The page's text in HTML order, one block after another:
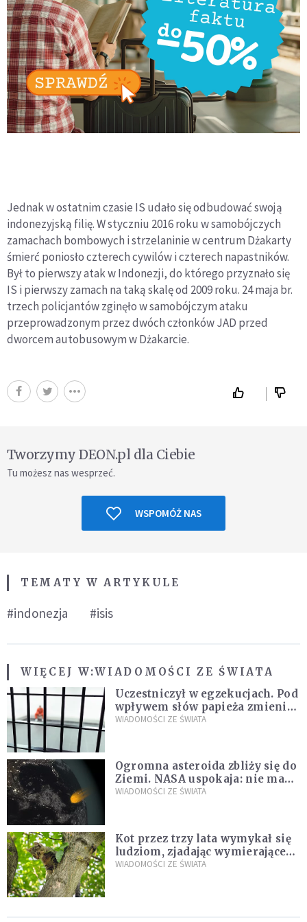
Jednak w ostatnim czasie IS udało się odbudować swoją
indonezyjską filię. W styczniu 2016 roku w samobójczych
zamachach bombowych i strzelaninie w centrum Dżakarty
śmierć poniosło czterech cywilów i czterech napastników.
Był to pierwszy atak w Indonezji, do którego przyznało się
IS i pierwszy zamach na taką skalę od 2009 roku. 24 maja br.
trzech policjantów zginęło w samobójczym ataku
przeprowadzonym przez dwóch członków JAD przed
dworcem autobusowym w Dżakarcie.
Tworzymy DEON.pl dla Ciebie
Tu możesz nas wesprzeć.
WSPOMÓŻ NAS
TEMATY W ARTYKULE
#indonezja #isis
WIĘCEJ W:WIADOMOŚCI ZE ŚWIATA
Uczestniczył w egzekucjach. Pod
wpływem słów papieża zmienił
zdanie
WIADOMOŚCI ZE ŚWIATA
Ogromna asteroida zbliży się do
Ziemi. NASA uspokaja: nie ma
zagrożenia
WIADOMOŚCI ZE ŚWIATA
Kot przez trzy lata wymykał się
ludziom, zjadając wymierające
kaczki. W końcu popełnił
WIADOMOŚCI ZE ŚWIATA